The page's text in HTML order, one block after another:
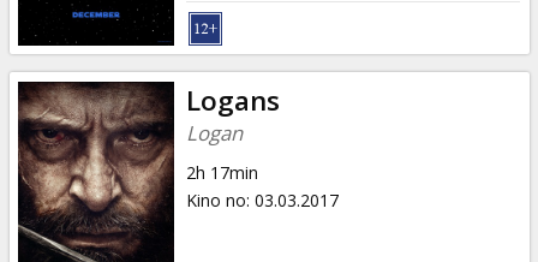
Logans
Logan
2h 17min
Kino no: 03.03.2017